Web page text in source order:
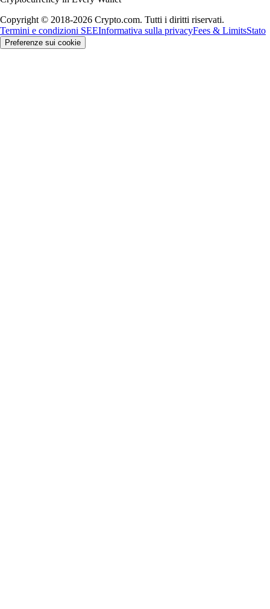
Copyright © 2018-2026 Crypto.com. Tutti i diritti riservati.
Termini e condizioni SEEInformativa sulla privacyFees & LimitsStato
Preferenze sui cookie